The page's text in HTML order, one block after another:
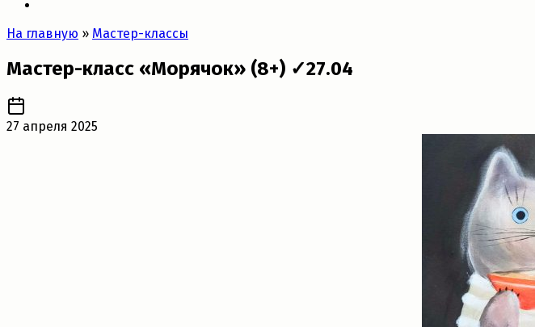
На главную » Мастер-классы
Мастер-класс «Морячок» (8+) ✓27.04
27 апреля 2025